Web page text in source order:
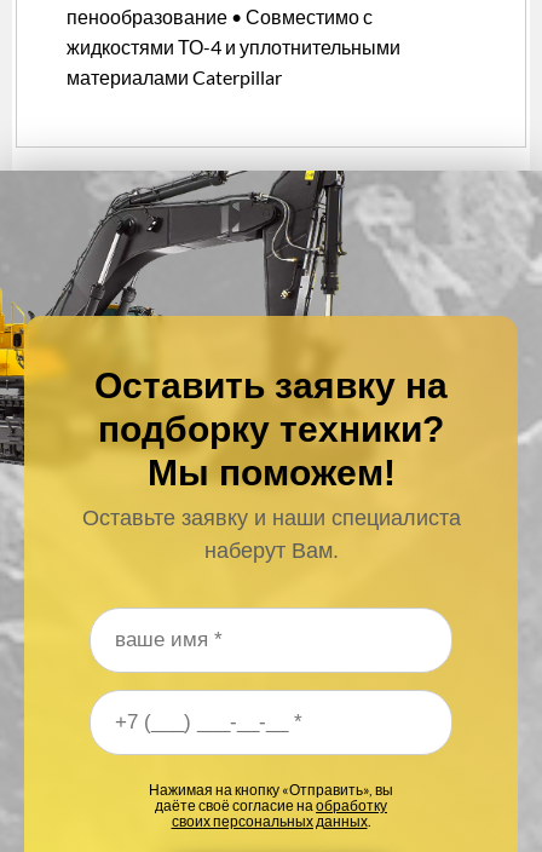
пенообразование • Совместимо с
жидкостями ТО-4 и уплотнительными
материалами Caterpillar
Оставить заявку на
подборку техники?
Мы поможем!
Оставьте заявку и наши специалиста
наберут Вам.
Ваше имя*
Ваш номер телефона*
Нажимая на кнопку «Отправить», вы
даёте своё согласие наобработку
своих персональных данных.